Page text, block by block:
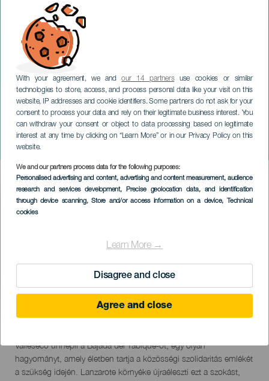
With your agreement, we andour 14 partnersuse cookies or similar
technologies to store, access, and process personal data like your visit on this
website, IP addresses and cookie identifiers. Some partners do not ask for your
consent to process your data and rely on their legitimate business interest. You
can withdraw your consent or object to data processing based on legitimate
interest at any time by clicking on “Learn More” or in our Privacy Policy on this
website.
We and our partners process data for the following purposes:
Personalised advertising and content, advertising and content measurement, audience
research and services development, Precise geolocation data, and identification
through device scanning, Store and/or access information on a device, Technical
cookies
Learn More →
Disagree and close
Agree and close
Bajada del Tabique
GRAN CANARIA
Imagen
Listado
22 August 2026
Descripción
del
evento
Valleseco ünnepli a Bajada del Tabique-ot, egy olyan
hagyományt, amely életben tartja a közösségi szolidaritás emlékét
a szükség idején. Lanzarote környéke újraéleszti ezt a szokást,